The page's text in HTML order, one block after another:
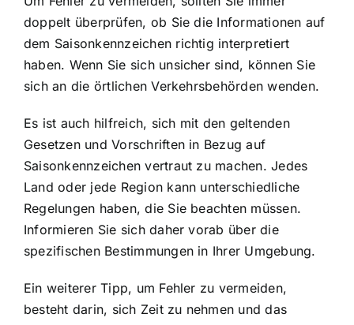
doppelt überprüfen, ob Sie die Informationen auf
dem Saisonkennzeichen richtig interpretiert
haben. Wenn Sie sich unsicher sind, können Sie
sich an die örtlichen Verkehrsbehörden wenden.
Es ist auch hilfreich, sich mit den geltenden
Gesetzen und Vorschriften in Bezug auf
Saisonkennzeichen vertraut zu machen. Jedes
Land oder jede Region kann unterschiedliche
Regelungen haben, die Sie beachten müssen.
Informieren Sie sich daher vorab über die
spezifischen Bestimmungen in Ihrer Umgebung.
Ein weiterer Tipp, um Fehler zu vermeiden,
besteht darin, sich Zeit zu nehmen und das